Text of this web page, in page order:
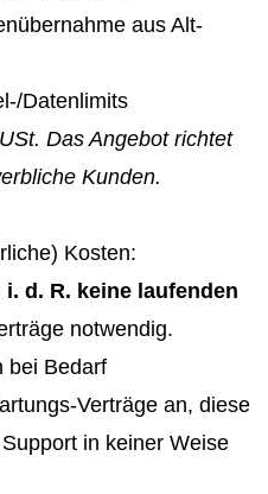
aus Alt-
Datenlimits
Das Angebot richtet
Kunden.
Kosten:
i. d. R. keine laufenden
notwendig.
bei Bedarf
Verträge an, diese
in keiner Weise